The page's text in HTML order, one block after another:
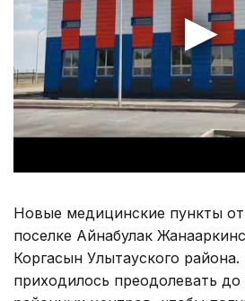
Новые медицинские пункты
поселке Айнабулак
Коргасын Улытауского
приходилось преодолевать